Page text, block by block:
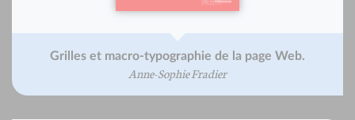
Grilles et macro-typographie de la page Web.
Anne-Sophie Fradier